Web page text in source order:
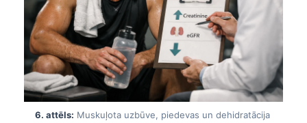
6. attēls: Muskuļota uzbūve, piedevas un dehidratācija
Русский
Lietuvių kalba
Polski
한국어
Slovenščina